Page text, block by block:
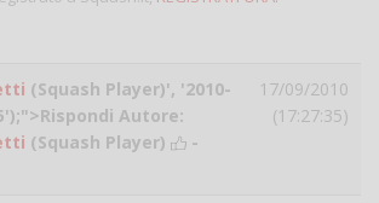
(Squash Player)', '2010-
Autore:
(Squash Player)
-
17/09/2010
(17:27:35)